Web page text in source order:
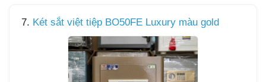
7. Két sắt việt tiệp BO50FE Luxury màu gold